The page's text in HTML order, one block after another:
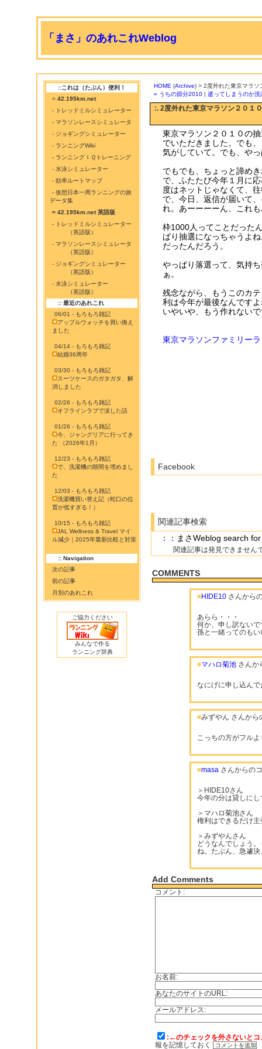
「まさ」のあれこれWeblog
::これは（たぶん）便利！
= 42.195km.net
- トレッドミルシミュレーター
- マラソンレースシミュレータ
- ジョギングシミュレーター
- ランニングWiki
- ランニングＩＱトレーニング
- 水泳シミュレーター
- 効率ルートマップ
- 仮想日本一周ランニングの旅
データ集
= 42.195km.net 英語版
- トレッドミルシミュレーター
（英語版）
- マラソンレースシミュレータ
（英語版）
- ジョギングシミュレーター
（英語版）
- 水泳シミュレーター
（英語版）
:: 最近のあれこれ
06/01 - もろもろ雑記
アップルウォッチを買い換え
ました
04/14 - もろもろ雑記
結婚36周年
03/30 - もろもろ雑記
スーツケースのガタガタ、解
消しました
02/26 - もろもろ雑記
オフラインラブで涙した話
01/26 - もろもろ雑記
今、ジャングリアに行ってき
た （2026年1月）
12/23 - もろもろ雑記
で、洗濯機の隙間を埋めまし
た
12/03 - もろもろ雑記
洗濯機買い替え記（蛇口の位
置が低すぎる！）
10/15 - もろもろ雑記
JAL Wellness & Travel マイ
ル減少｜2025年最新比較と対策
:: Navigation
次の記事
前の記事
月別のあれこれ
ご協力ください
みんなで作る
ランニング辞典
HOME (Archive) > 2度外れた東京マラソ
« うちの節分2010 | 逝ってしまうのか
:. 2度外れた東京マラソン２０１０
東京マラソン２０１０の
でいただきました。でも
気がしていて。でも、や
でもでも、ちょっと諦め
で、ふたたび今年１月に
度はネットじゃなくて、
で、今日、返信が届いて
れ。あーーーーん、これ
枠1000人ってことだった
ぱり抽選になっちゃうよ
だったんだろう。
やっぱり落選って、気持
ぁ。
残念ながら、もうこのカ
利は今年が最後なんです
いやいや、もう作れない
東京マラソンファミリー
Facebook
関連記事検索
：：まさWeblog search
関連記事は発見できません
COMMENTS
■HIDE10 さんから
あらら・・・
何か、申し訳ないで
孫と一緒ってのも
■マハロ菊池 さんか
なにげに申し込ん
■みずやん さんから
こっちの方がフル
■masa さんからの
＞HIDE10さん
今年の分は貸しに
＞マハロ菊池さん
権利はできるだけ
＞みずやんさん
どうなんでしょう
ね。たぶん、急遽
Add Comments
コメント:
お名前:
あなたのサイトのURL:
メールアドレス:
:←のチェックを外さないと
報を記憶しておく